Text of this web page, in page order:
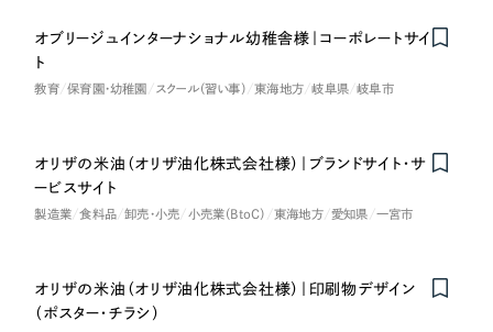
オブリージュインターナショナル幼稚舎様｜コーポレートサイ
ト
教育 保育園・幼稚園 スクール（習い事） 東海地方 岐阜県 岐阜市
オリザの米油（オリザ油化株式会社様）｜ブランドサイト・サ
ービスサイト
製造業 食料品 卸売・小売 小売業（BtoC） 東海地方 愛知県 一宮市
オリザの米油（オリザ油化株式会社様）｜印刷物デザイン
（ポスター・チラシ）